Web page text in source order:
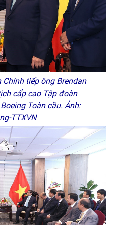
tiếp ông Brendan
cấp cao Tập đoàn
Toàn cầu. Ảnh:
TTXVN